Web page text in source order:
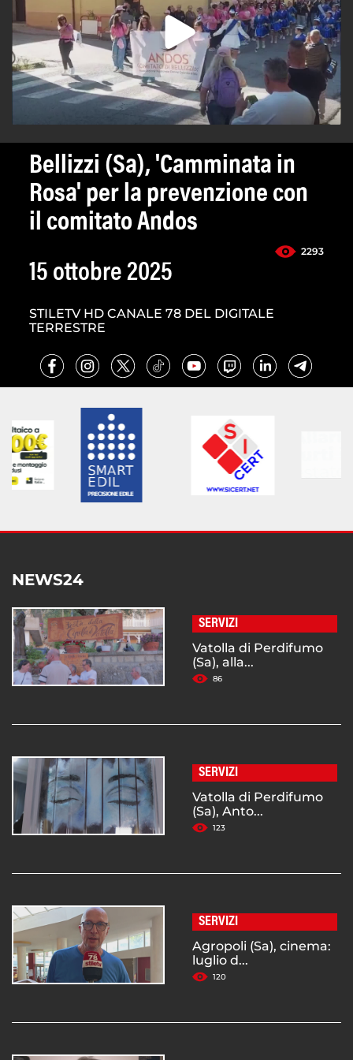
Bellizzi (Sa), 'Camminata in
Rosa' per la prevenzione con
il comitato Andos
2293
15 ottobre 2025
STILETV HD CANALE 78 DEL DIGITALE
TERRESTRE
NEWS24
SERVIZI
Vatolla di Perdifumo
(Sa), alla...
86
SERVIZI
Vatolla di Perdifumo
(Sa), Anto...
123
SERVIZI
Agropoli (Sa), cinema:
luglio d...
120